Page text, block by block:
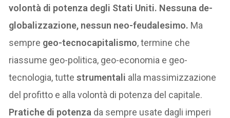
volontà di potenza degli Stati Uniti. Nessuna de-
globalizzazione, nessun neo-feudalesimo. Ma
sempre geo-tecnocapitalismo, termine che
riassume geo-politica, geo-economia e geo-
tecnologia, tuttestrumentali alla massimizzazione
del profitto e alla volontà di potenza del capitale.
Pratiche di potenza da sempre usate dagli imperi